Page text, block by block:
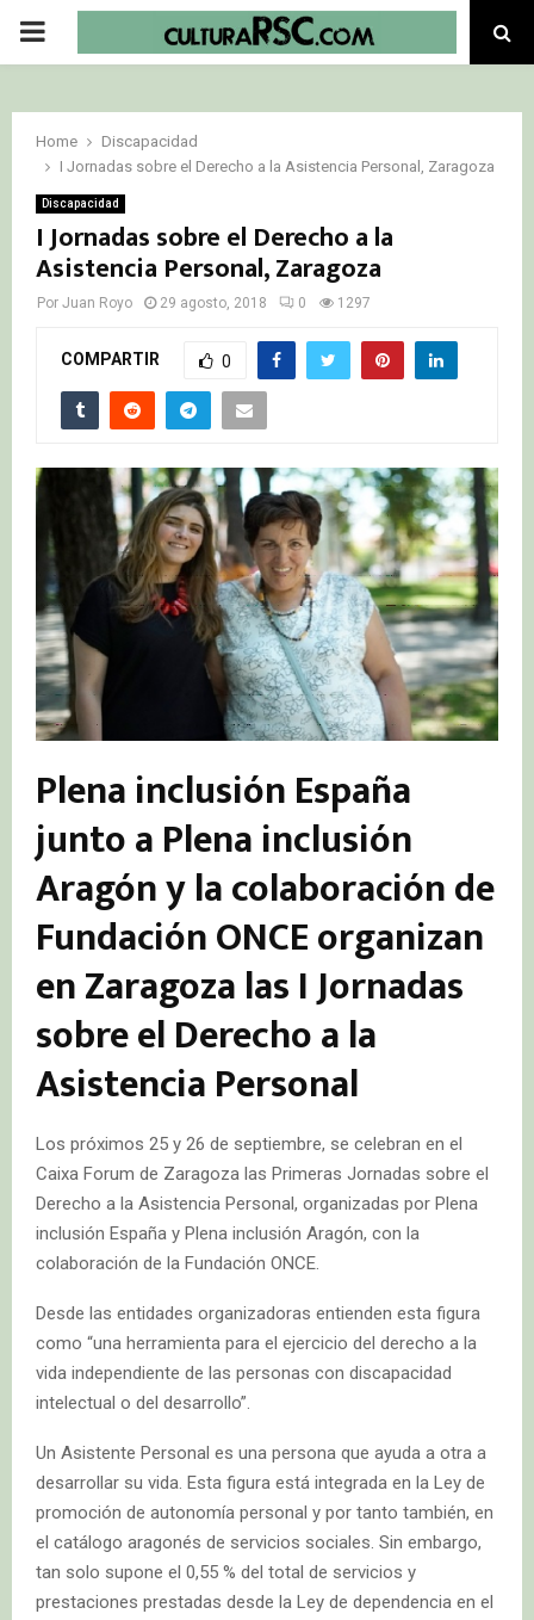
PRIMARY
Home
Discapacidad
I Jornadas sobre el Derecho a la Asistencia Personal, Zaragoza
Discapacidad
I Jornadas sobre el Derecho a la
Asistencia Personal, Zaragoza
Por Juan Royo 29 agosto, 2018 0 1297
COMPARTIR 0
Plena inclusión España
junto a Plena inclusión
Aragón y la colaboración de
Fundación ONCE organizan
en Zaragoza las I Jornadas
sobre el Derecho a la
Asistencia Personal
Los próximos 25 y 26 de septiembre, se celebran en el
Caixa Forum de Zaragoza las Primeras Jornadas sobre el
Derecho a la Asistencia Personal, organizadas por Plena
inclusión España y Plena inclusión Aragón, con la
colaboración de la Fundación ONCE.
Desde las entidades organizadoras entienden esta figura
como “una herramienta para el ejercicio del derecho a la
vida independiente de las personas con discapacidad
intelectual o del desarrollo”.
Un Asistente Personal es una persona que ayuda a otra a
desarrollar su vida. Esta figura está integrada en la Ley de
promoción de autonomía personal y por tanto también, en
el catálogo aragonés de servicios sociales. Sin embargo,
tan solo supone el 0,55 % del total de servicios y
prestaciones prestadas desde la Ley de dependencia en el